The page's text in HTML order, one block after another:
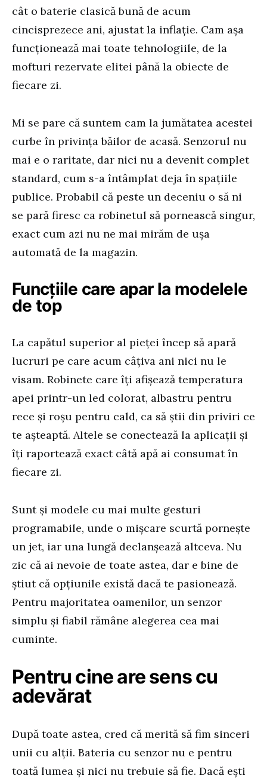
cât o baterie clasică bună de acum
cincisprezece ani, ajustat la inflație. Cam așa
funcționează mai toate tehnologiile, de la
mofturi rezervate elitei până la obiecte de
fiecare zi.
Mi se pare că suntem cam la jumătatea acestei
curbe în privința băilor de acasă. Senzorul nu
mai e o raritate, dar nici nu a devenit complet
standard, cum s-a întâmplat deja în spațiile
publice. Probabil că peste un deceniu o să ni
se pară firesc ca robinetul să pornească singur,
exact cum azi nu ne mai mirăm de ușa
automată de la magazin.
Funcțiile care apar la modelele
de top
La capătul superior al pieței încep să apară
lucruri pe care acum câțiva ani nici nu le
visam. Robinete care îți afișează temperatura
apei printr-un led colorat, albastru pentru
rece și roșu pentru cald, ca să știi din priviri ce
te așteaptă. Altele se conectează la aplicații și
îți raportează exact câtă apă ai consumat în
fiecare zi.
Sunt și modele cu mai multe gesturi
programabile, unde o mișcare scurtă pornește
un jet, iar una lungă declanșează altceva. Nu
zic că ai nevoie de toate astea, dar e bine de
știut că opțiunile există dacă te pasionează.
Pentru majoritatea oamenilor, un senzor
simplu și fiabil rămâne alegerea cea mai
cuminte.
Pentru cine are sens cu
adevărat
După toate astea, cred că merită să fim sinceri
unii cu alții. Bateria cu senzor nu e pentru
toată lumea și nici nu trebuie să fie. Dacă ești